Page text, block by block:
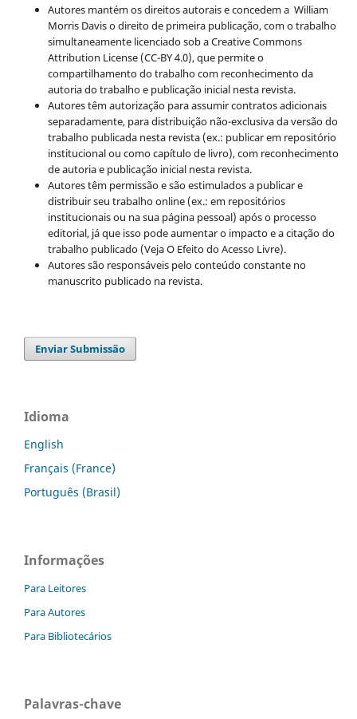
Autores mantém os direitos autorais e concedem a William
Morris Davis o direito de primeira publicação, com o trabalho
simultaneamente licenciado sob a Creative Commons
Attribution License (CC-BY 4.0), que permite o
compartilhamento do trabalho com reconhecimento da
autoria do trabalho e publicação inicial nesta revista.
Autores têm autorização para assumir contratos adicionais
separadamente, para distribuição não-exclusiva da versão do
trabalho publicada nesta revista (ex.: publicar em repositório
institucional ou como capítulo de livro), com reconhecimento
de autoria e publicação inicial nesta revista.
Autores têm permissão e são estimulados a publicar e
distribuir seu trabalho online (ex.: em repositórios
institucionais ou na sua página pessoal) após o processo
editorial, já que isso pode aumentar o impacto e a citação do
trabalho publicado (Veja O Efeito do Acesso Livre).
Autores são responsáveis pelo conteúdo constante no
manuscrito publicado na revista.
Enviar Submissão
Idioma
English
Français (France)
Português (Brasil)
Informações
Para Leitores
Para Autores
Para Bibliotecários
Palavras-chave